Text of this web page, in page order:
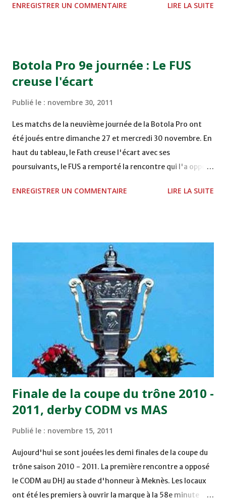
TERRAIN EL ABDI - EL JADIDA 16h30 OCK 0 - 1 HUSA
Mardi 06/12/2011 15H00 WAF - OCS au COMPLEXE SPORTIF
DE FES - FES WAC - MAS Reporté pour cause de finale de la
ENREGISTRER UN COMMENTAIRE LIRE LA SUITE
Botola Pro 9e journée : Le FUS
creuse l'écart
Publié le : novembre 30, 2011
Les matchs de la neuvième journée de la Botola Pro ont
été joués entre dimanche 27 et mercredi 30 novembre. En
haut du tableau, le Fath creuse l'écart avec ses
poursuivants, le FUS a remporté la rencontre qui l'a opposé
2, Badr Kachani a ouvert la marque à la 38e pour les
joueurs soussis, et ont réussi à mener au score à la dernière
minute du temps réglementaire grâce à un but de Mourad
Benchrifa. Son poursuivant direct le CRA de son coté a
chuté à domicile face à l'OCK sur le score de 0 - 2. La
bonne affaire de la semaine a été réalisée par le Moghreb
de Tetouan qui s'est hissé à la deuxième place après avoir
remporté trois précieux points sur la pelouse du complexe
Moulay Abdallah face aux FAR grâce à un but marqué par
Abdeladim Khadrouf à la 61e...
ENREGISTRER UN COMMENTAIRE LIRE LA SUITE
Finale de la coupe du trône 2010 -
2011, derby CODM vs MAS
Publié le : novembre 15, 2011
Aujourd'hui se sont jouées les demi finales de la coupe du
trône saison 2010 - 2011. La première rencontre a opposé
le CODM au DHJ au stade d'honneur à Meknès. Les locaux
ont été les premiers à ouvrir la marque à la 58e minute